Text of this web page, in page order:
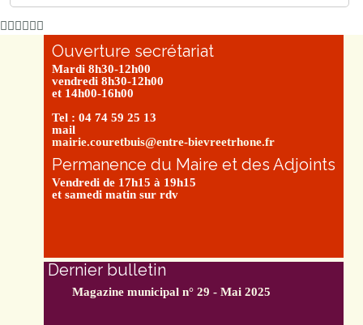
Ouverture secrétariat
Mardi 8h30-12h00
vendredi 8h30-12h00
et 14h00-16h00
Tel : 04 74 59 25 13
mail
mairie.couretbuis@entre-bievreetrhone.fr
Permanence du Maire et des Adjoints
Vendredi de 17h15 à 19h15
et samedi matin sur rdv
Dernier bulletin
Magazine municipal n° 29 - Mai 2025